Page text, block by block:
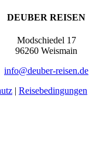
DEUBER REISEN
Modschiedel 17
96260 Weismain
info@deuber-reisen.de
| Reisebedingungen